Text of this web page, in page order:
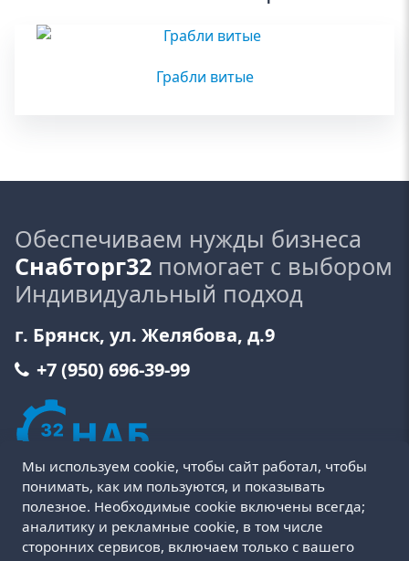
Грабли витые
Обеспечиваем нужды бизнеса
Снабторг32 помогает с выбором
Индивидуальный подход
г. Брянск, ул. Желябова, д.9
+7 (950) 696-39-99
Пользовательское соглашение Политика cookie
Мы используем cookie, чтобы сайт работал, чтобы
понимать, как им пользуются, и показывать
полезное. Необходимые cookie включены всегда;
аналитику и рекламные cookie, в том числе
сторонних сервисов, включаем только с вашего